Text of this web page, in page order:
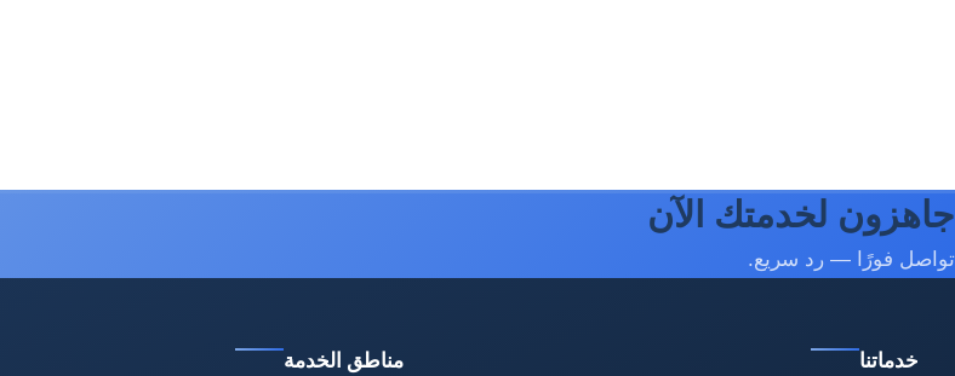
جاهزون لخدمتك الآن
تواصل فورًا — رد سريع.
خدماتنا مناطق الخدمة